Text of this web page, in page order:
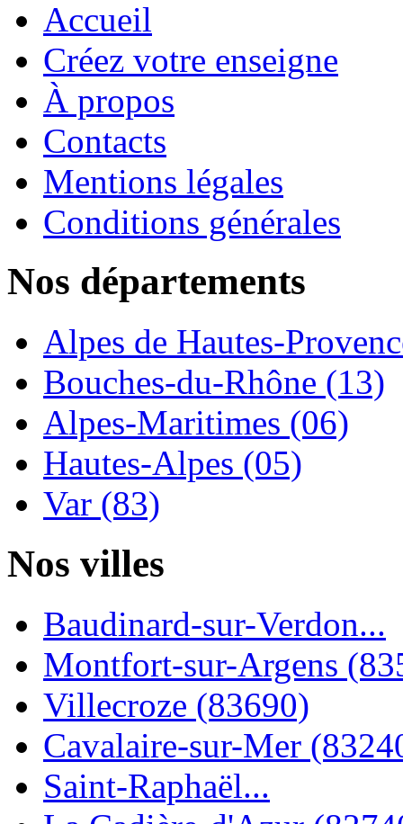
Accueil
Créez votre enseigne
À propos
Contacts
Mentions légales
Conditions générales
Nos départements
Alpes de Hautes-
Bouches-du-Rhône (13)
Alpes-Maritimes (06)
Hautes-Alpes (05)
Var (83)
Nos villes
Baudinard-sur-Verdon...
Montfort-sur-Argens
Villecroze (83690)
Cavalaire-sur-Mer
Saint-Raphaël...